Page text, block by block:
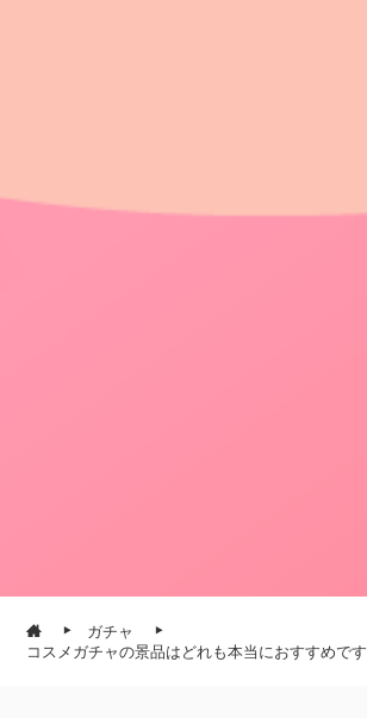
ガチャ
コスメガチャの景品はどれも本当におすすめです